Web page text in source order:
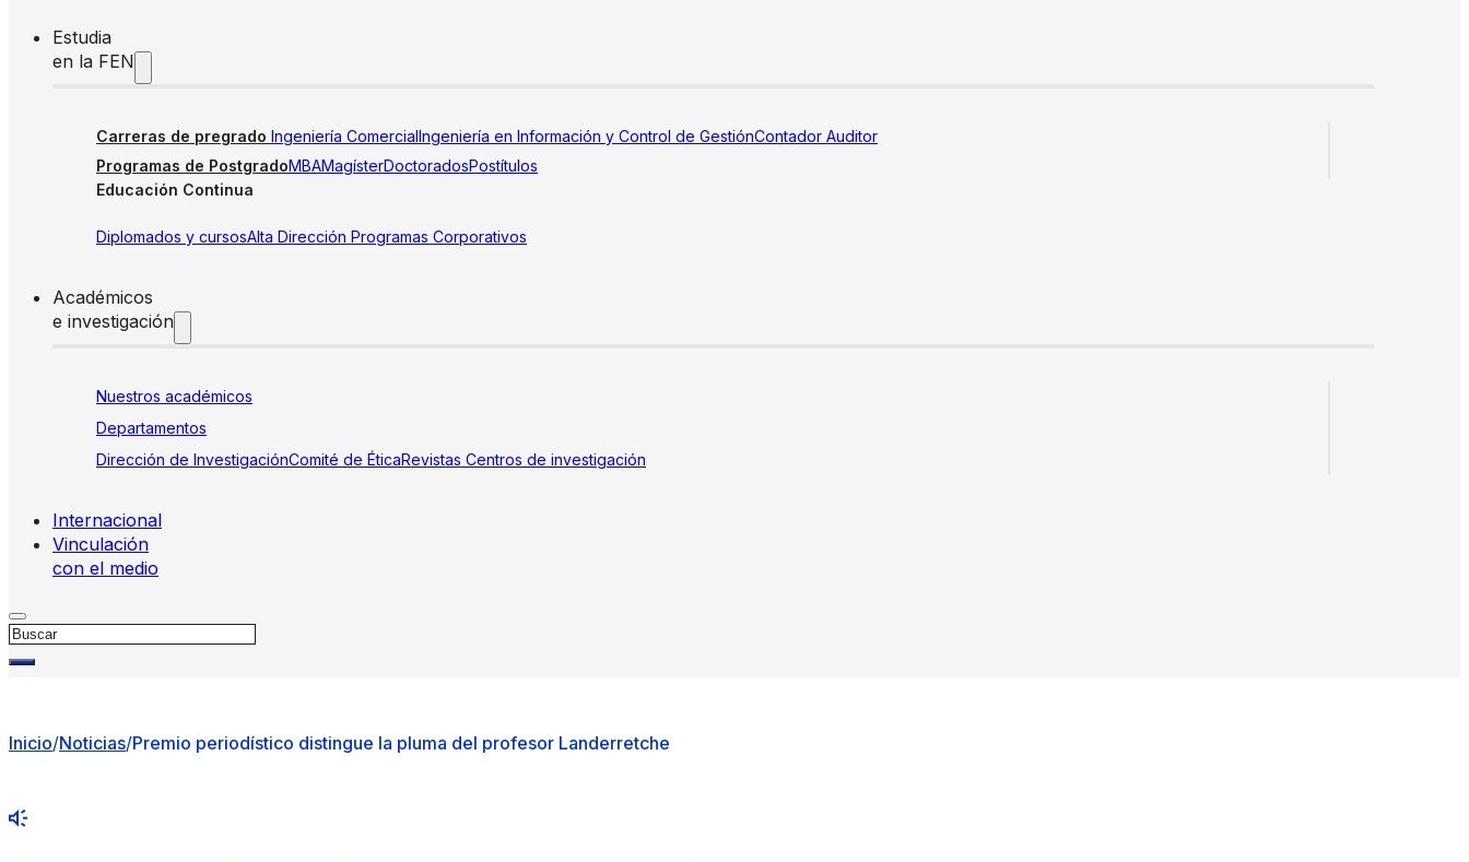
Estudia
en la FEN
Carreras de pregrado Ingeniería ComercialIngeniería en Información y Control de GestiónContador Auditor
Programas de PostgradoMBAMagísterDoctoradosPostítulos
Educación Continua
Diplomados y cursosAlta Dirección Programas Corporativos
Académicos
e investigación
Nuestros académicos
Departamentos
Dirección de InvestigaciónComité de ÉticaRevistas Centros de investigación
Internacional
Vinculación
con el medio
Buscar
Inicio/Noticias/Premio periodístico distingue la pluma del profesor Landerretche